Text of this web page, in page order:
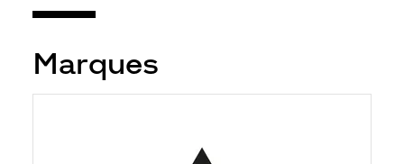
Marques